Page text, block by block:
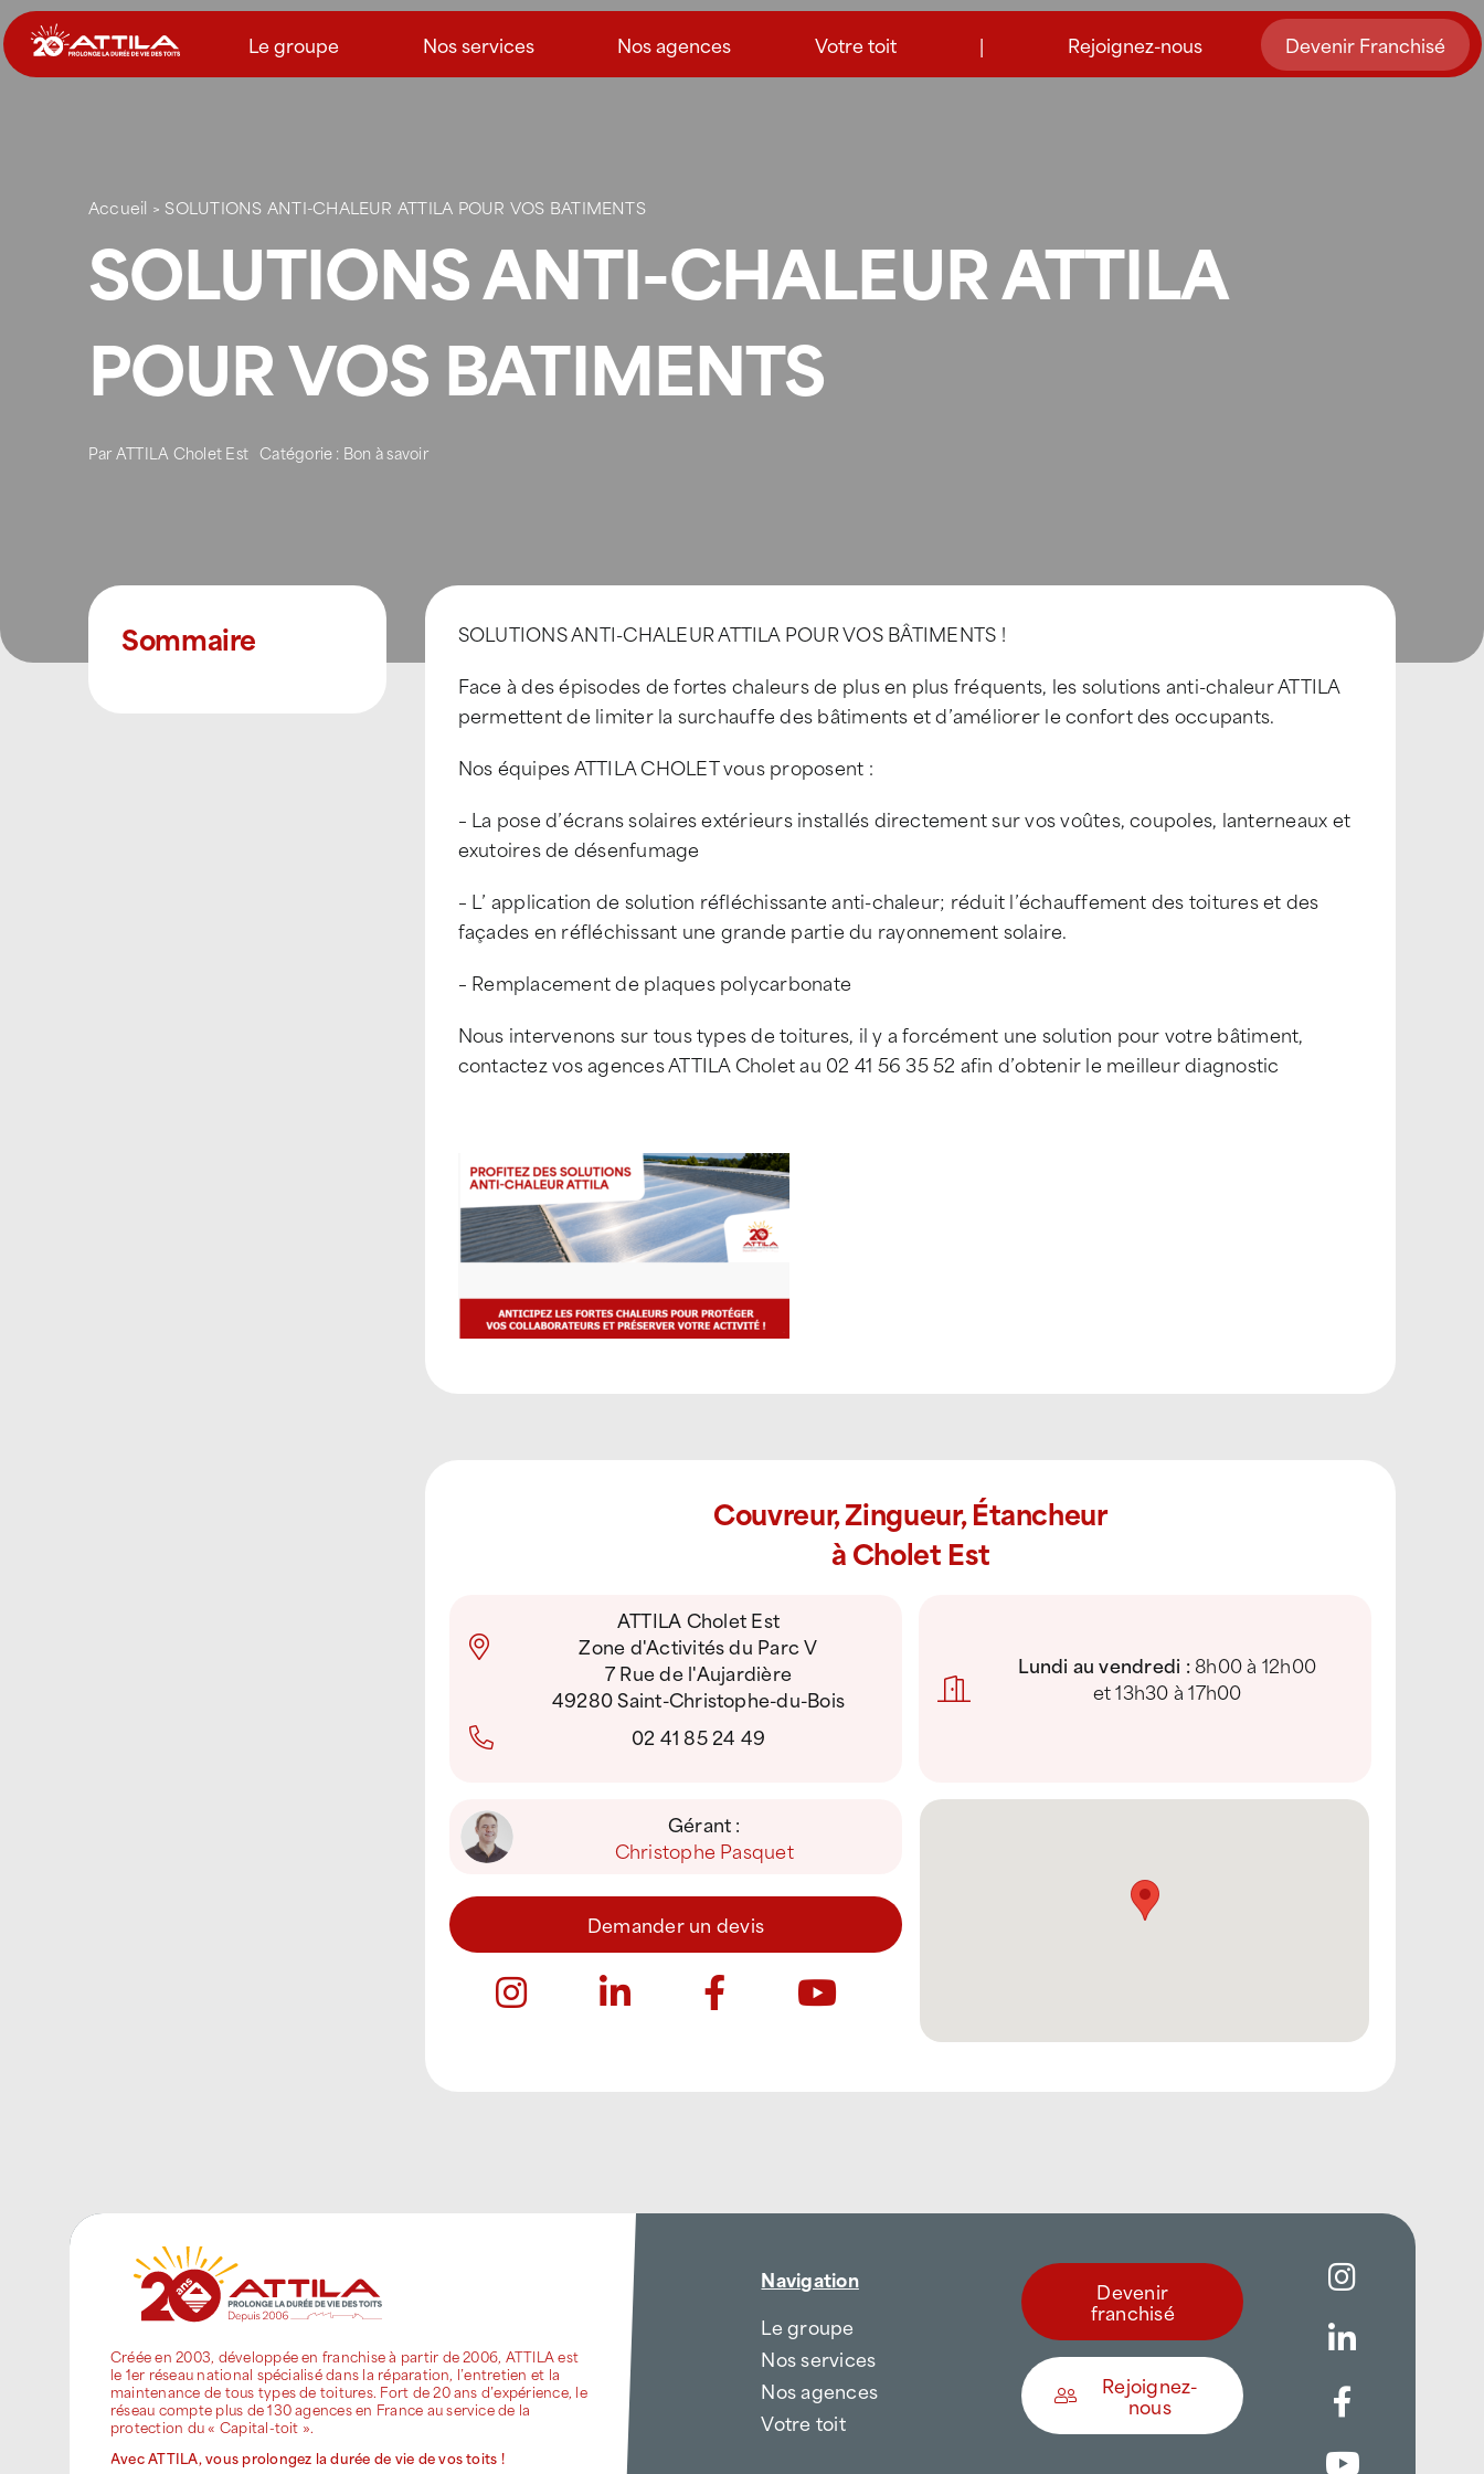
Passer
au
contenu
Le groupe Nos services Nos agences Votre toit | Rejoignez-nous Devenir Franchisé
Accueil > SOLUTIONS ANTI-CHALEUR ATTILA POUR VOS BATIMENTS
SOLUTIONS ANTI-CHALEUR ATTILA
POUR VOS BATIMENTS
ParATTILA Cholet Est Catégorie : Bon à savoir
Sommaire
SOLUTIONS ANTI-CHALEUR ATTILA POUR VOS BÂTIMENTS !
Face à des épisodes de fortes chaleurs de plus en plus fréquents, les solutions anti-chaleur ATTILA
permettent de limiter la surchauffe des bâtiments et d’améliorer le confort des occupants.
Nos équipes ATTILA CHOLET vous proposent :
– La pose d’écrans solaires extérieurs installés directement sur vos voûtes, coupoles, lanterneaux et
exutoires de désenfumage
– L’ application de solution réfléchissante anti-chaleur; réduit l’échauffement des toitures et des
façades en réfléchissant une grande partie du rayonnement solaire.
– Remplacement de plaques polycarbonate
Nous intervenons sur tous types de toitures, il y a forcément une solution pour votre bâtiment,
contactez vos agences ATTILA Cholet au 02 41 56 35 52 afin d’obtenir le meilleur diagnostic
Couvreur, Zingueur, Étancheur
à Cholet Est
ATTILA Cholet Est
Zone d'Activités du Parc V
7 Rue de l'Aujardière
49280 Saint-Christophe-du-Bois
02 41 85 24 49
Lundi au vendredi :8h00 à 12h00
et 13h30 à 17h00
Gérant :
Christophe Pasquet
Demander un devis
Créée en 2003, développée en franchise à partir de 2006, ATTILA est
le 1er réseau national spécialisé dans la réparation, l’entretien et la
maintenance de tous types de toitures. Fort de 20 ans d’expérience, le
réseau compte plus de 130 agences en France au service de la
protection du « Capital-toit ».
Avec ATTILA, vous prolongez la durée de vie de vos toits !
Navigation
Le groupe
Nos services
Nos agences
Votre toit
Devenir
franchisé
Rejoignez-
nous